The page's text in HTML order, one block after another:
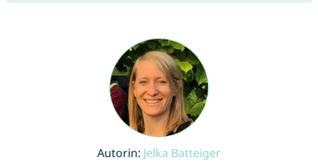
Autorin: Jelka Batteiger